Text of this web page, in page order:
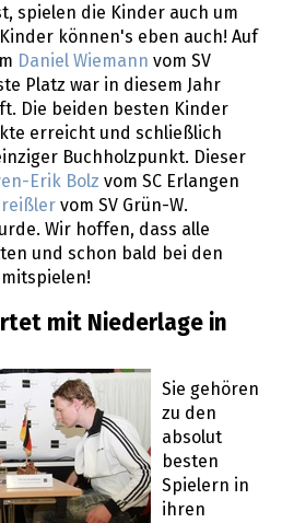
spielen die Kinder auch um
können's eben auch! Auf
Daniel Wiemann vom SV
Platz war in diesem Jahr
Die beiden besten Kinder
erreicht und schließlich
Buchholzpunkt. Dieser
Erik Bolz vom SC Erlangen
vom SV Grün-W.
Wir hoffen, dass alle
und schon bald bei den
mit Niederlage in
Sie gehören
zu den
absolut
besten
Spielern in
ihren